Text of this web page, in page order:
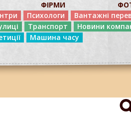
ФІРМИ
Психологи Вантажні
Транспорт Новини
Машина часу